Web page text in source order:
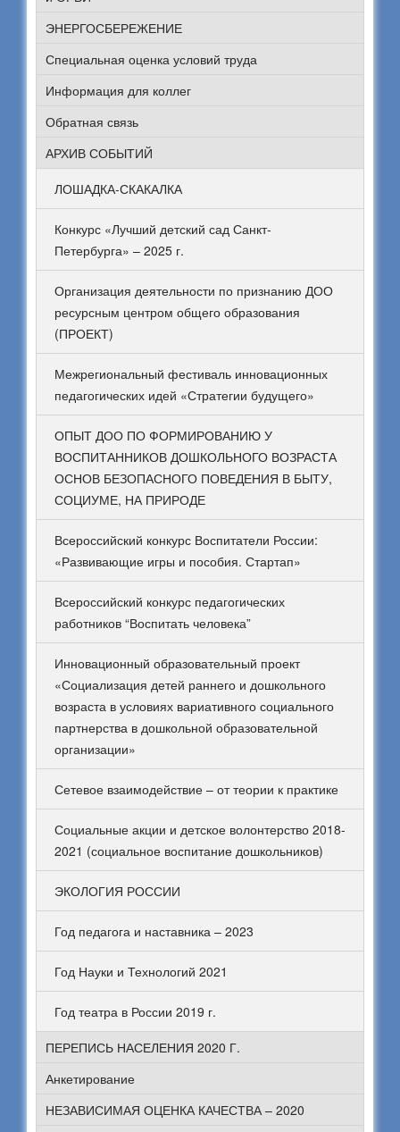
ЭНЕРГОСБЕРЕЖЕНИЕ
Специальная оценка условий труда
Информация для коллег
Обратная связь
АРХИВ СОБЫТИЙ
ЛОШАДКА-СКАКАЛКА
Конкурс «Лучший детский сад Санкт-
Петербурга» – 2025 г.
Организация деятельности по признанию ДОО
ресурсным центром общего образования
(ПРОЕКТ)
Межрегиональный фестиваль инновационных
педагогических идей «Стратегии будущего»
ОПЫТ ДОО ПО ФОРМИРОВАНИЮ У
ВОСПИТАННИКОВ ДОШКОЛЬНОГО ВОЗРАСТА
ОСНОВ БЕЗОПАСНОГО ПОВЕДЕНИЯ В БЫТУ,
СОЦИУМЕ, НА ПРИРОДЕ
Всероссийский конкурс Воспитатели России:
«Развивающие игры и пособия. Стартап»
Всероссийский конкурс педагогических
работников “Воспитать человека”
Инновационный образовательный проект
«Социализация детей раннего и дошкольного
возраста в условиях вариативного социального
партнерства в дошкольной образовательной
организации»
Сетевое взаимодействие – от теории к практике
Социальные акции и детское волонтерство 2018-
2021 (социальное воспитание дошкольников)
ЭКОЛОГИЯ РОССИИ
Год педагога и наставника – 2023
Год Науки и Технологий 2021
Год театра в России 2019 г.
ПЕРЕПИСЬ НАСЕЛЕНИЯ 2020 Г.
Анкетирование
НЕЗАВИСИМАЯ ОЦЕНКА КАЧЕСТВА – 2020